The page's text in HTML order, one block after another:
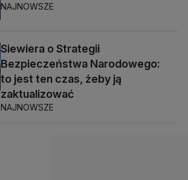
NAJNOWSZE
Siewiera o Strategii
Bezpieczeństwa Narodowego:
to jest ten czas, żeby ją
zaktualizować
NAJNOWSZE